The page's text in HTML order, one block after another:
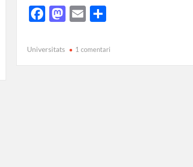
F
e
b
M
to
d
E
ail
C
m
p
Universitats 1 comentari